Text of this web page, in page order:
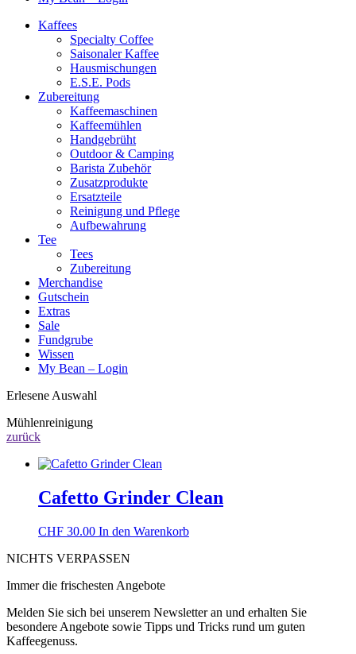
Kaffees
Specialty Coffee
Saisonaler Kaffee
Hausmischungen
E.S.E. Pods
Zubereitung
Kaffeemaschinen
Kaffeemühlen
Handgebrüht
Outdoor & Camping
Barista Zubehör
Zusatzprodukte
Ersatzteile
Reinigung und Pflege
Aufbewahrung
Tee
Tees
Zubereitung
Merchandise
Gutschein
Extras
Sale
Fundgrube
Wissen
My Bean – Login
Erlesene Auswahl
Mühlenreinigung
zurück
Cafetto Grinder Clean
CHF 30.00 In den Warenkorb
NICHTS VERPASSEN
Immer die frischesten Angebote
Melden Sie sich bei unserem Newsletter an und erhalten Sie
besondere Angebote sowie Tipps und Tricks rund um guten
Kaffeegenuss.